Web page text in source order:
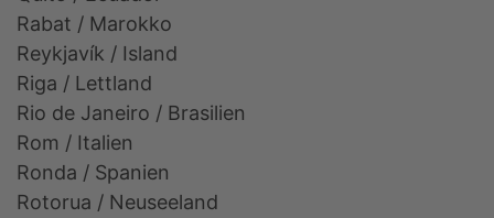
Rabat / Marokko
Reykjavík / Island
Riga / Lettland
Rio de Janeiro / Brasilien
Rom / Italien
Ronda / Spanien
Rotorua / Neuseeland